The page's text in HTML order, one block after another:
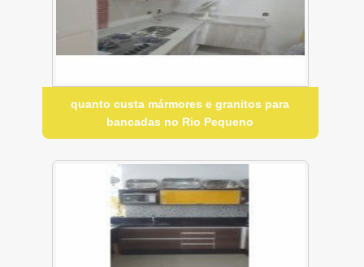
quanto custa mármores e granitos para
bancadas no Rio Pequeno